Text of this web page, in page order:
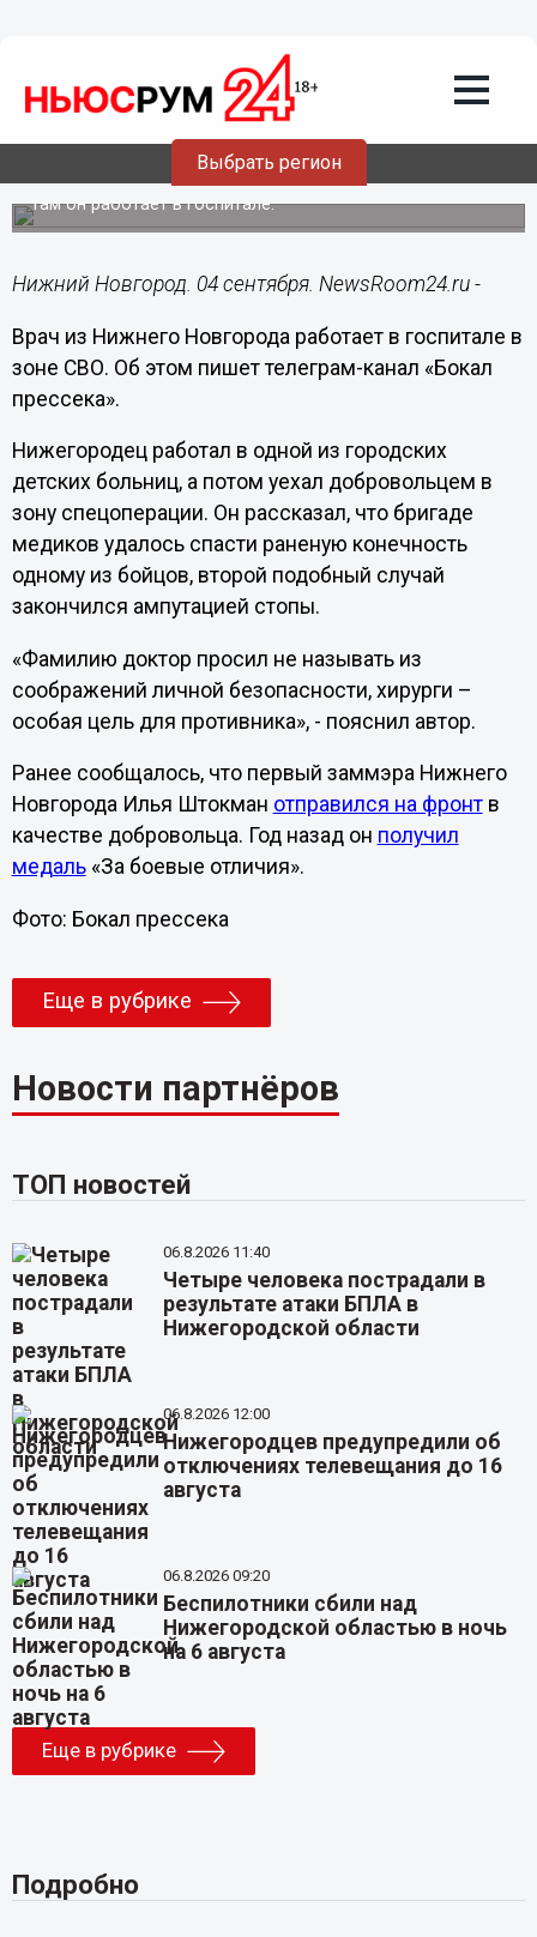
Выбрать регион
04.09.202414:17
Детский врач из Нижнего Новгорода
уехал в зону СВО
Там он работает в госпитале.
Нижний Новгород. 04 сентября. NewsRoom24.ru -
Врач из Нижнего Новгорода работает в госпитале в
зоне СВО. Об этом пишет телеграм-канал «Бокал
прессека».
Нижегородец работал в одной из городских
детских больниц, а потом уехал добровольцем в
зону спецоперации. Он рассказал, что бригаде
медиков удалось спасти раненую конечность
одному из бойцов, второй подобный случай
закончился ампутацией стопы.
«Фамилию доктор просил не называть из
соображений личной безопасности, хирурги –
особая цель для противника», - пояснил автор.
Ранее сообщалось, что первый заммэра Нижнего
Новгорода Илья Штокман отправился на фронтв
качестве добровольца. Год назад он получил
медаль«За боевые отличия».
Фото: Бокал прессека
Еще в рубрике
Новости партнёров
ТОП новостей
06.8.2026 11:40
Четыре человека пострадали в
результате атаки БПЛА в
Нижегородской области
06.8.2026 12:00
Нижегородцев предупредили об
отключениях телевещания до 16
августа
06.8.2026 09:20
Беспилотники сбили над
Нижегородской областью в ночь
на 6 августа
Еще в рубрике
Подробно